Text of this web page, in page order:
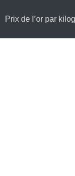
Prix de l’or par